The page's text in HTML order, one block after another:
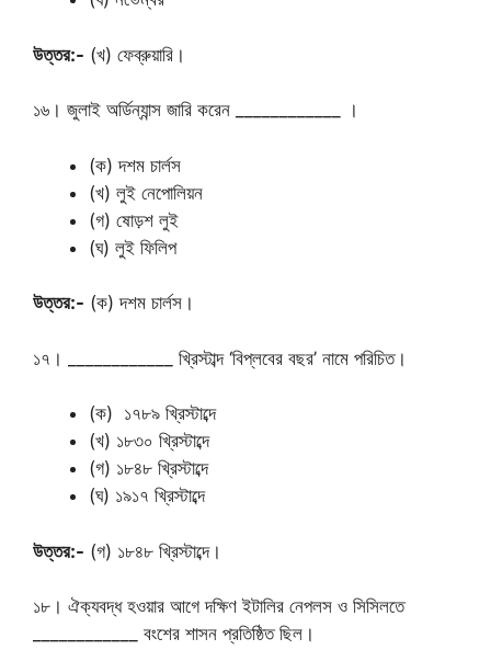
উত্তর:- (খ) ফেব্রুয়ারি।
১৬। জুলাই অর্ডিন্যান্স জারি করেন ____________ ।
(ক) দশম চার্লস
(খ) লুই নেপোলিয়ন
(গ) ষোড়শ লুই
(ঘ) লুই ফিলিপ
উত্তর:- (ক) দশম চার্লস।
১৭। ____________ খ্রিস্টাব্দ ‘বিপ্লবের বছর’ নামে পরিচিত।
(ক) ১৭৮৯ খ্রিস্টাব্দে
(খ) ১৮৩০ খ্রিস্টাব্দে
(গ) ১৮৪৮ খ্রিস্টাব্দে
(ঘ) ১৯১৭ খ্রিস্টাব্দে
উত্তর:- (গ) ১৮৪৮ খ্রিস্টাব্দে।
১৮। ঐক্যবদ্ধ হওয়ার আগে দক্ষিণ ইটালির নেপলস ও সিসিলতে
____________ বংশের শাসন প্রতিষ্ঠিত ছিল।